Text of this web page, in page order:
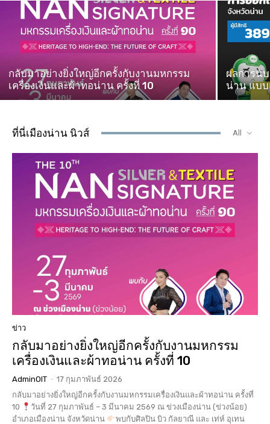
กลับมาอย่างยิ่งใหญ่อีกครั้งกับงานมหกรรม
เครื่องเงินและผ้าทอน่าน ครั้งที่ 10
ผลการนั
น่าน แบบ
ที่นี่เมืองน่าน นิวส์ All
ข่าว
กลับมาอย่างยิ่งใหญ่อีกครั้งกับงานมหกรรม
เครื่องเงินและผ้าทอน่าน ครั้งที่ 10
AdminOIT - 17 กุมภาพันธ์ 2026
กลับมาอย่างยิ่งใหญ่อีกครั้งกับงานมหกรรมเครื่องเงินและผ้าทอน่าน ครั้งที่
10
วันที่ 27 กุมภาพันธ์ – 3 มีนาคม 2569 ณ ข่วงเมืองน่าน (ข่วงน้อย)
อำเภอเมืองน่าน จังหวัดน่าน
พบกับศิลปิน บิว กัลยาณี และ เท่ห์ อุเทน